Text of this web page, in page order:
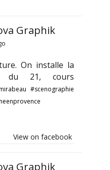
Graphik
On installe la
du 21, cours
#scenographie
View on facebook
Graphik